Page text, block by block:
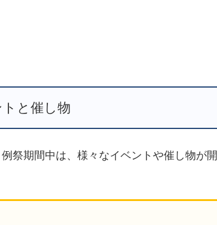
と催し物
祭期間中は、様々なイベントや催し物が開